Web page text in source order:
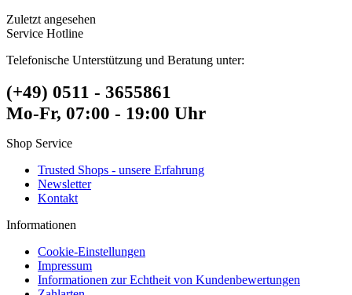
Zuletzt angesehen
Service Hotline
Telefonische Unterstützung und Beratung unter:
(+49) 0511 - 3655861
Mo-Fr, 07:00 - 19:00 Uhr
Shop Service
Trusted Shops - unsere Erfahrung
Newsletter
Kontakt
Informationen
Cookie-Einstellungen
Impressum
Informationen zur Echtheit von Kundenbewertungen